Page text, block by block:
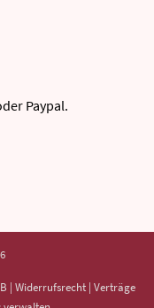
Paypal.
| Widerrufsrecht | Verträge